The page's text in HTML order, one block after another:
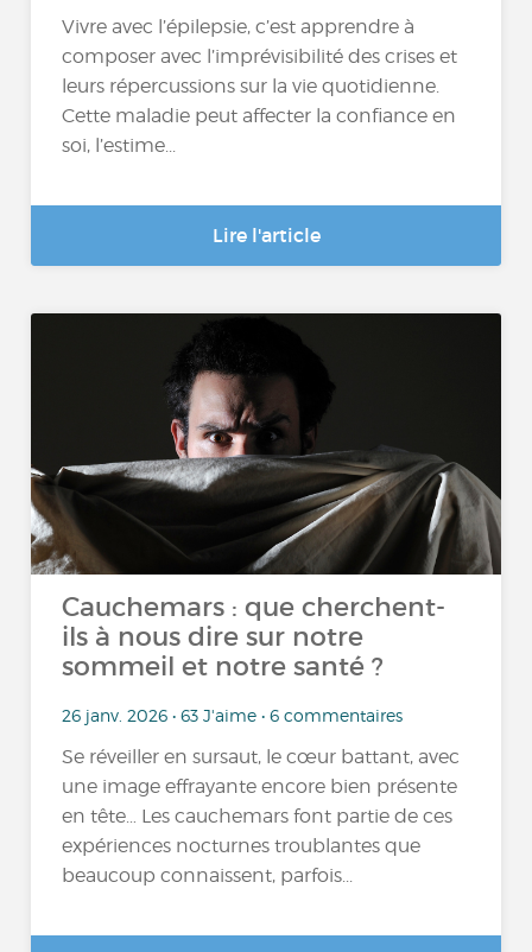
Vivre avec l’épilepsie, c’est apprendre à
composer avec l’imprévisibilité des crises et
leurs répercussions sur la vie quotidienne.
Cette maladie peut affecter la confiance en
soi, l’estime...
Lire l'article
Cauchemars : que cherchent-
ils à nous dire sur notre
sommeil et notre santé ?
26 janv. 2026 • 63 J'aime • 6 commentaires
Se réveiller en sursaut, le cœur battant, avec
une image effrayante encore bien présente
en tête… Les cauchemars font partie de ces
expériences nocturnes troublantes que
beaucoup connaissent, parfois...